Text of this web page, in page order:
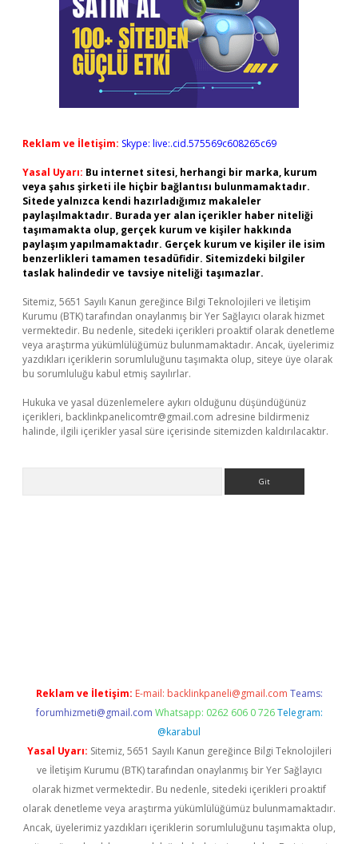
Reklam ve İletişim: Skype: live:.cid.575569c608265c69
Yasal Uyarı: Bu internet sitesi, herhangi bir marka, kurum
veya şahıs şirketi ile hiçbir bağlantısı bulunmamaktadır.
Sitede yalnızca kendi hazırladığımız makaleler
paylaşılmaktadır. Burada yer alan içerikler haber niteliği
taşımamakta olup, gerçek kurum ve kişiler hakkında
paylaşım yapılmamaktadır. Gerçek kurum ve kişiler ile isim
benzerlikleri tamamen tesadüfidir. Sitemizdeki bilgiler
taslak halindedir ve tavsiye niteliği taşımazlar.
Sitemiz, 5651 Sayılı Kanun gereğince Bilgi Teknolojileri ve İletişim
Kurumu (BTK) tarafından onaylanmış bir Yer Sağlayıcı olarak hizmet
vermektedir. Bu nedenle, sitedeki içerikleri proaktif olarak denetleme
veya araştırma yükümlülüğümüz bulunmamaktadır. Ancak, üyelerimiz
yazdıkları içeriklerin sorumluluğunu taşımakta olup, siteye üye olarak
bu sorumluluğu kabul etmiş sayılırlar.
Hukuka ve yasal düzenlemelere aykırı olduğunu düşündüğünüz
içerikleri, backlinkpanelicomtr@gmail.com adresine bildirmeniz
halinde, ilgili içerikler yasal süre içerisinde sitemizden kaldırılacaktır.
Reklam ve İletişim: E-mail: backlinkpaneli@gmail.com Teams:
forumhizmeti@gmail.com Whatsapp: 0262 606 0 726 Telegram:
@karabul
Yasal Uyarı: Sitemiz, 5651 Sayılı Kanun gereğince Bilgi Teknolojileri
ve İletişim Kurumu (BTK) tarafından onaylanmış bir Yer Sağlayıcı
olarak hizmet vermektedir. Bu nedenle, sitedeki içerikleri proaktif
olarak denetleme veya araştırma yükümlülüğümüz bulunmamaktadır.
Ancak, üyelerimiz yazdıkları içeriklerin sorumluluğunu taşımakta olup,